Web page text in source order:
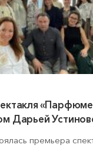
Дарьей
премьера